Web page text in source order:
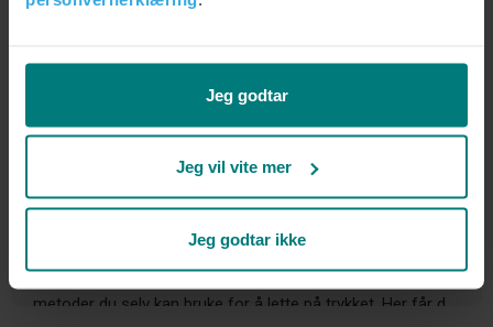
Jeg godtar
Jeg vil vite mer
Jeg godtar ikke
7 tips for å håndtere depresjon
Depresjon kan føles som en tung sky som legger seg over
hverdagen. Men det finnes konkrete, forskningsbaserte
metoder du selv kan bruke for å lette på trykket. Her får du